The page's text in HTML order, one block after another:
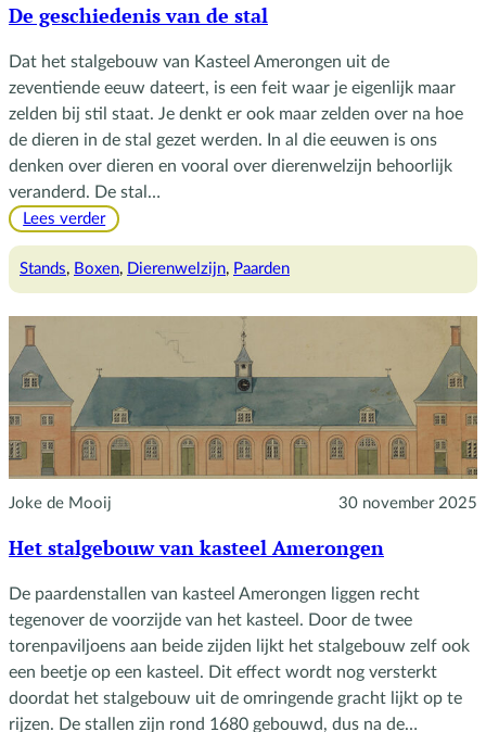
De geschiedenis van de stal
Dat het stalgebouw van Kasteel Amerongen uit de
zeventiende eeuw dateert, is een feit waar je eigenlijk maar
zelden bij stil staat. Je denkt er ook maar zelden over na hoe
de dieren in de stal gezet werden. In al die eeuwen is ons
denken over dieren en vooral over dierenwelzijn behoorlijk
veranderd. De stal…
Lees verder:
geschiedenis
Stands, Boxen, Dierenwelzijn, Paarden
Joke de Mooij 30 november 2025
Het stalgebouw van kasteel Amerongen
De paardenstallen van kasteel Amerongen liggen recht
tegenover de voorzijde van het kasteel. Door de twee
torenpaviljoens aan beide zijden lijkt het stalgebouw zelf ook
een beetje op een kasteel. Dit effect wordt nog versterkt
doordat het stalgebouw uit de omringende gracht lijkt op te
rijzen. De stallen zijn rond 1680 gebouwd, dus na de…